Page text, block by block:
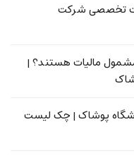
تخصصی شرکت
مالیات هستند؟ |
پوشاک | چک لیست